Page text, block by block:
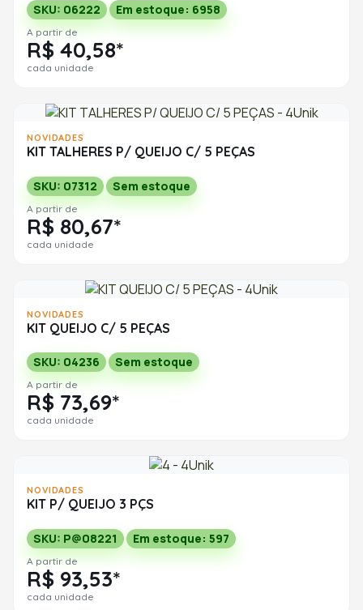
SKU: 06222 Em estoque: 6958
A partir de
R$ 40,58*
cada unidade
NOVIDADES
KIT TALHERES P/ QUEIJO C/ 5 PEÇAS
SKU: 07312 Sem estoque
A partir de
R$ 80,67*
cada unidade
NOVIDADES
KIT QUEIJO C/ 5 PEÇAS
SKU: 04236 Sem estoque
A partir de
R$ 73,69*
cada unidade
NOVIDADES
KIT P/ QUEIJO 3 PÇS
SKU: P@08221 Em estoque: 597
A partir de
R$ 93,53*
cada unidade